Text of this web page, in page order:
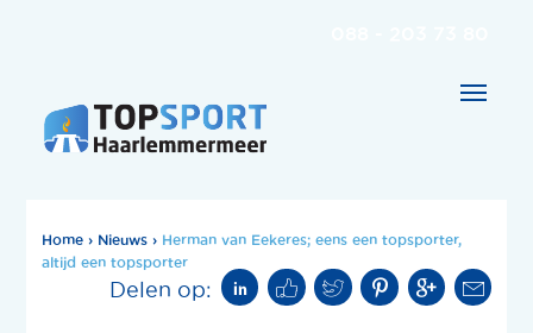
Home› Nieuws› Herman van Eekeres; eens een topsporter,
altijd een topsporter
Delen op: